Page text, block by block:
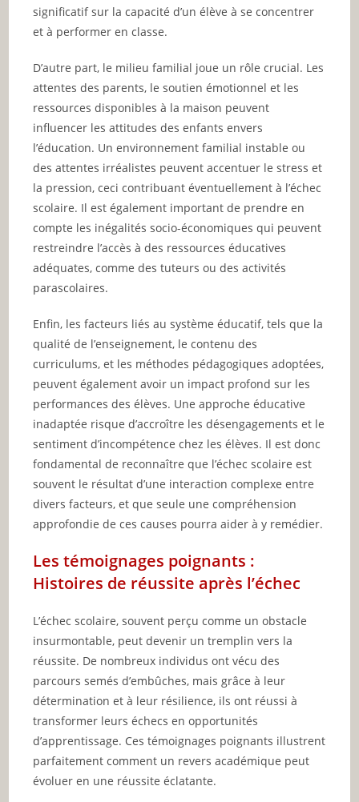
significatif sur la capacité d’un élève à se concentrer
et à performer en classe.
D’autre part, le milieu familial joue un rôle crucial. Les
attentes des parents, le soutien émotionnel et les
ressources disponibles à la maison peuvent
influencer les attitudes des enfants envers
l’éducation. Un environnement familial instable ou
des attentes irréalistes peuvent accentuer le stress et
la pression, ceci contribuant éventuellement à l’échec
scolaire. Il est également important de prendre en
compte les inégalités socio-économiques qui peuvent
restreindre l’accès à des ressources éducatives
adéquates, comme des tuteurs ou des activités
parascolaires.
Enfin, les facteurs liés au système éducatif, tels que la
qualité de l’enseignement, le contenu des
curriculums, et les méthodes pédagogiques adoptées,
peuvent également avoir un impact profond sur les
performances des élèves. Une approche éducative
inadaptée risque d’accroître les désengagements et le
sentiment d’incompétence chez les élèves. Il est donc
fondamental de reconnaître que l’échec scolaire est
souvent le résultat d’une interaction complexe entre
divers facteurs, et que seule une compréhension
approfondie de ces causes pourra aider à y remédier.
Les témoignages poignants :
Histoires de réussite après l’échec
L’échec scolaire, souvent perçu comme un obstacle
insurmontable, peut devenir un tremplin vers la
réussite. De nombreux individus ont vécu des
parcours semés d’embûches, mais grâce à leur
détermination et à leur résilience, ils ont réussi à
transformer leurs échecs en opportunités
d’apprentissage. Ces témoignages poignants illustrent
parfaitement comment un revers académique peut
évoluer en une réussite éclatante.